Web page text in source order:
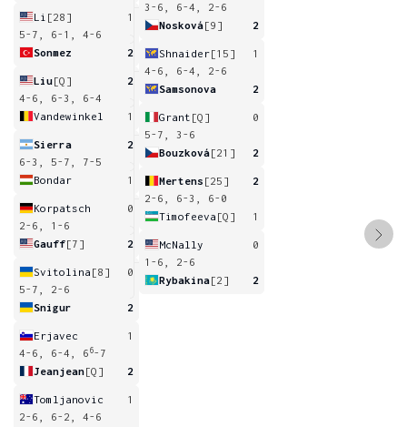
Li [28]
1
5-7, 6-1, 4-6
Sonmez
2
Liu[Q]
2
4-6, 6-3, 6-4
Vandewinkel
1
Sierra
2
6-3, 5-7, 7-5
Bondar
1
Korpatsch
0
2-6, 1-6
Gauff[7] 2
Svitolina [8]
0
5-7, 2-6
Snigur
2
Erjavec
1
4-6, 6-4, 6 6-7
Jeanjean[Q] 2
Tomljanovic
1
2-6, 6-2, 4-6
3-6, 6-4, 2-6
Nosková[9] 2
Shnaider[15]
1
4-6, 6-4, 2-6
Samsonova
2
Grant [Q]
0
5-7, 3-6
Bouzková[21] 2
Mertens [25]
2
2-6, 6-3, 6-0
Timofeeva [Q] 1
McNally
0
1-6, 2-6
Rybakina[2] 2